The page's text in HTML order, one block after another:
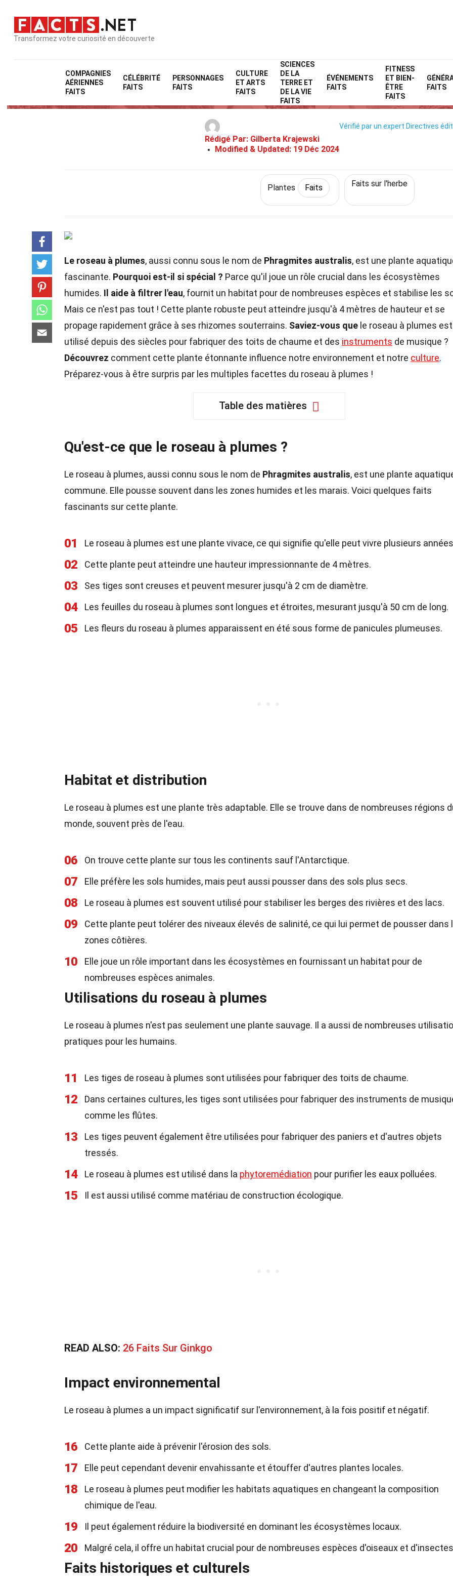
Transformez votre curiosité en découverte
COMPAGNIES
AÉRIENNES
FAITS
CÉLÉBRITÉ
FAITS
PERSONNAGES
FAITS
CULTURE
ET ARTS
FAITS
SCIENCES
DE LA
TERRE ET
DE LA VIE
FAITS
ÉVÉNEMENTS
FAITS
FITNESS
ET BIEN-
ÊTRE
FAITS
FAITS
Home Nature Faits
33 Faits Sur Roseau À Plumes
Rédigé Par: Gilberta Krajewski
Modified & Updated: 19 Déc 2024
Vérifié par un expert Directives
Plantes Faits Faits sur l'herbe
Le roseau à plumes, aussi connu sous le nom de Phragmites australis, est une plante
fascinante. Pourquoi est-il si spécial ? Parce qu'il joue un rôle crucial dans les écosystèmes
humides. Il aide à filtrer l'eau, fournit un habitat pour de nombreuses espèces et stabilise les
Mais ce n'est pas tout ! Cette plante robuste peut atteindre jusqu'à 4 mètres de hauteur et se
propage rapidement grâce à ses rhizomes souterrains. Saviez-vous que le roseau à plumes est
utilisé depuis des siècles pour fabriquer des toits de chaume et des instruments de musique ?
Découvrez comment cette plante étonnante influence notre environnement et notre culture.
Préparez-vous à être surpris par les multiples facettes du roseau à plumes !
Table des matières
Qu'est-ce que le roseau à plumes ?
Le roseau à plumes, aussi connu sous le nom de Phragmites australis, est une plante
commune. Elle pousse souvent dans les zones humides et les marais. Voici quelques faits
fascinants sur cette plante.
01 Le roseau à plumes est une plante vivace, ce qui signifie qu'elle peut vivre plusieurs
02 Cette plante peut atteindre une hauteur impressionnante de 4 mètres.
03 Ses tiges sont creuses et peuvent mesurer jusqu'à 2 cm de diamètre.
04 Les feuilles du roseau à plumes sont longues et étroites, mesurant jusqu'à 50 cm de long.
05 Les fleurs du roseau à plumes apparaissent en été sous forme de panicules plumeuses.
Habitat et distribution
Le roseau à plumes est une plante très adaptable. Elle se trouve dans de nombreuses régions
monde, souvent près de l'eau.
06 On trouve cette plante sur tous les continents sauf l'Antarctique.
07 Elle préfère les sols humides, mais peut aussi pousser dans des sols plus secs.
08 Le roseau à plumes est souvent utilisé pour stabiliser les berges des rivières et des lacs.
09
Cette plante peut tolérer des niveaux élevés de salinité, ce qui lui permet de pousser dans
zones côtières.
10
Elle joue un rôle important dans les écosystèmes en fournissant un habitat pour de
nombreuses espèces animales.
Utilisations du roseau à plumes
Le roseau à plumes n'est pas seulement une plante sauvage. Il a aussi de nombreuses
pratiques pour les humains.
11 Les tiges de roseau à plumes sont utilisées pour fabriquer des toits de chaume.
12
Dans certaines cultures, les tiges sont utilisées pour fabriquer des instruments de
comme les flûtes.
13
Les tiges peuvent également être utilisées pour fabriquer des paniers et d'autres objets
tressés.
14 Le roseau à plumes est utilisé dans la phytoremédiation pour purifier les eaux polluées.
15 Il est aussi utilisé comme matériau de construction écologique.
READ ALSO: 26 Faits Sur Ginkgo
Impact environnemental
Le roseau à plumes a un impact significatif sur l'environnement, à la fois positif et négatif.
16 Cette plante aide à prévenir l'érosion des sols.
17 Elle peut cependant devenir envahissante et étouffer d'autres plantes locales.
18
Le roseau à plumes peut modifier les habitats aquatiques en changeant la composition
chimique de l'eau.
19 Il peut également réduire la biodiversité en dominant les écosystèmes locaux.
20 Malgré cela, il offre un habitat crucial pour de nombreuses espèces d'oiseaux et
Faits historiques et culturels